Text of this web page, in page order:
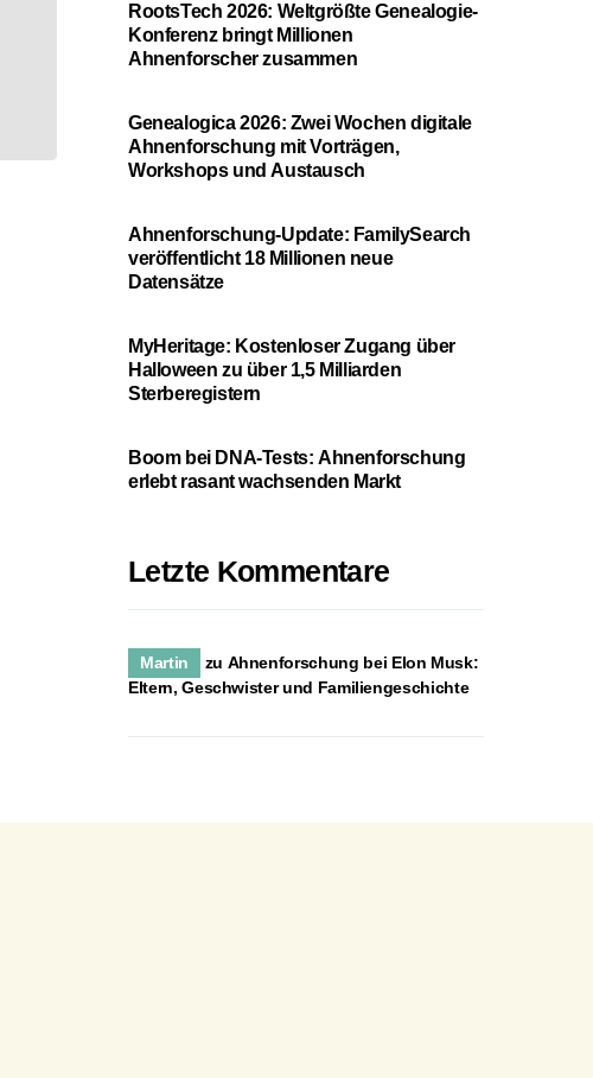
RootsTech 2026: Weltgrößte Genealogie-
Konferenz bringt Millionen
Ahnenforscher zusammen
Genealogica 2026: Zwei Wochen digitale
Ahnenforschung mit Vorträgen,
Workshops und Austausch
Ahnenforschung-Update: FamilySearch
veröffentlicht 18 Millionen neue
Datensätze
MyHeritage: Kostenloser Zugang über
Halloween zu über 1,5 Milliarden
Sterberegistern
Boom bei DNA-Tests: Ahnenforschung
erlebt rasant wachsenden Markt
Letzte Kommentare
Martin zu Ahnenforschung bei Elon Musk:
Eltern, Geschwister und Familiengeschichte